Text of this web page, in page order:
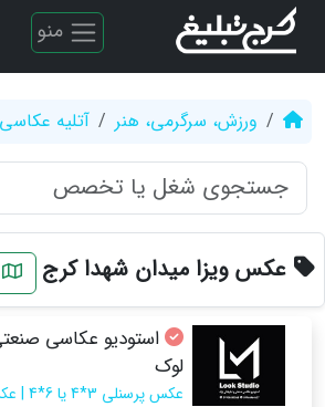
منو
ورزش، سرگرمی، هنر آتلیه عکاسی
عکس ویزا میدان شهدا کرج
استودیو عکاسی
لوک
عکس